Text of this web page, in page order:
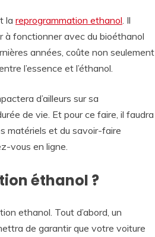
la reprogrammation ethanol . Il
à fonctionner avec du bioéthanol
années, coûte non seulement
l’essence et l’éthanol.
d’ailleurs sur sa
de vie. Et pour ce faire, il faudra
matériels et du savoir-faire
vous en ligne.
éthanol ?
ethanol. Tout d’abord, un
de garantir que votre voiture